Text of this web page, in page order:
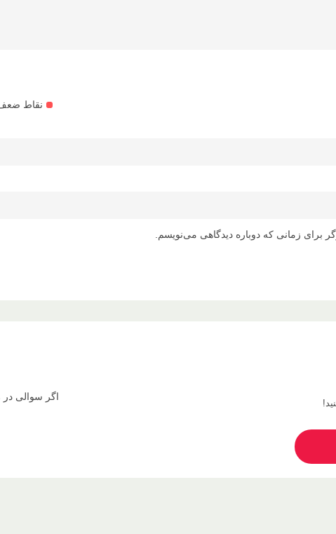
نقاط
برای زمانی که دوباره دیدگاهی می‌نویسم.
اگر سوالی